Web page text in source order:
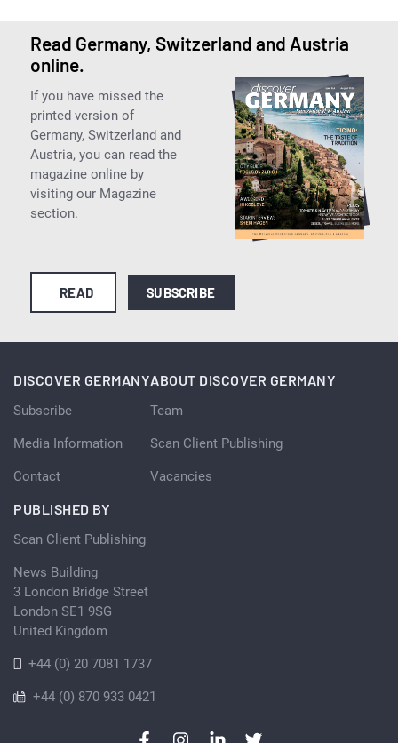
Read Germany, Switzerland and Austria
online.
If you have missed the
printed version of
Germany, Switzerland and
Austria, you can read the
magazine online by
visiting our Magazine
section.
READ SUBSCRIBE
DISCOVER GERMANY
Subscribe
Media Information
Contact
ABOUT DISCOVER GERMANY
Team
Scan Client Publishing
Vacancies
PUBLISHED BY
Scan Client Publishing
News Building
3 London Bridge Street
London SE1 9SG
United Kingdom
+44 (0) 20 7081 1737
+44 (0) 870 933 0421